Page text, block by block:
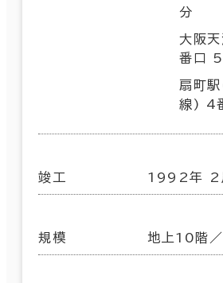
分
大阪
番口
扇町
線) 4
竣工 1992年 2
規模 地上10階